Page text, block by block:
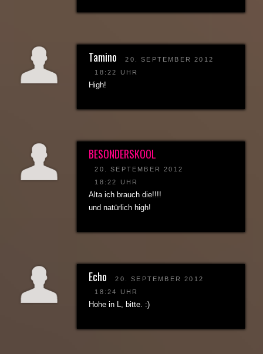
Tamino
20. SEPTEMBER 2012
18:22 UHR
High!
BESONDERSKOOL
20. SEPTEMBER 2012
18:22 UHR
Alta ich brauch die!!!!
und natürlich high!
Echo
20. SEPTEMBER 2012
18:24 UHR
Hohe in L, bitte. :)